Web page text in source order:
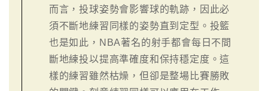
而言，投球姿勢會影響球的軌跡，因此必
須不斷地練習同樣的姿勢直到定型。投籃
也是如此，NBA著名的射手都會每日不間
斷地練投以提高準確度和保持穩定度。這
樣的練習雖然枯燥，但卻是整場比賽勝敗